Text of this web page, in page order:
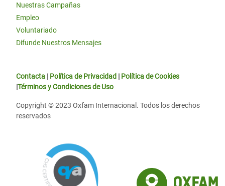
Nuestras Campañas
Empleo
Voluntariado
Difunde Nuestros Mensajes
Contacta | Política de Privacidad | Política de Cookies
|Términos y Condiciones de Uso
Copyright © 2023 Oxfam Internacional. Todos los derechos
reservados